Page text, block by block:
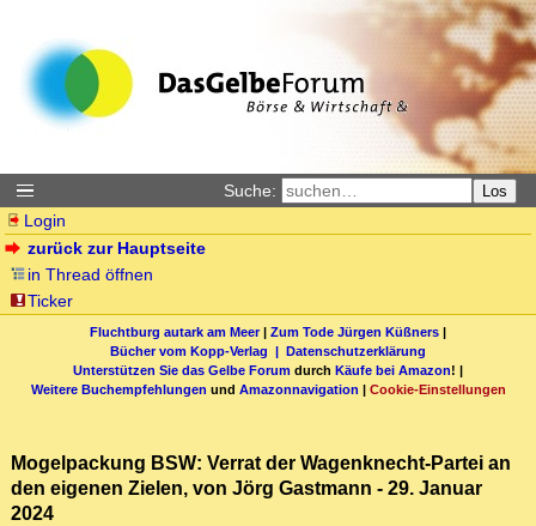
Suche: Los
Login
zurück zur Hauptseite
in Thread öffnen
Ticker
Fluchtburg autark am Meer| Zum Tode Jürgen Küßners |
Bücher vom Kopp-Verlag | Datenschutzerklärung
Unterstützen Sie das Gelbe Forum durch Käufe bei Amazon! |
Weitere Buchempfehlungen und Amazonnavigation | Cookie-Einstellungen
Mogelpackung BSW: Verrat der Wagenknecht-Partei an
den eigenen Zielen, von Jörg Gastmann - 29. Januar
2024